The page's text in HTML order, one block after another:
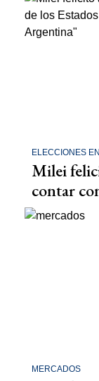
ELECCIONES
Milei
contar
MERCADOS